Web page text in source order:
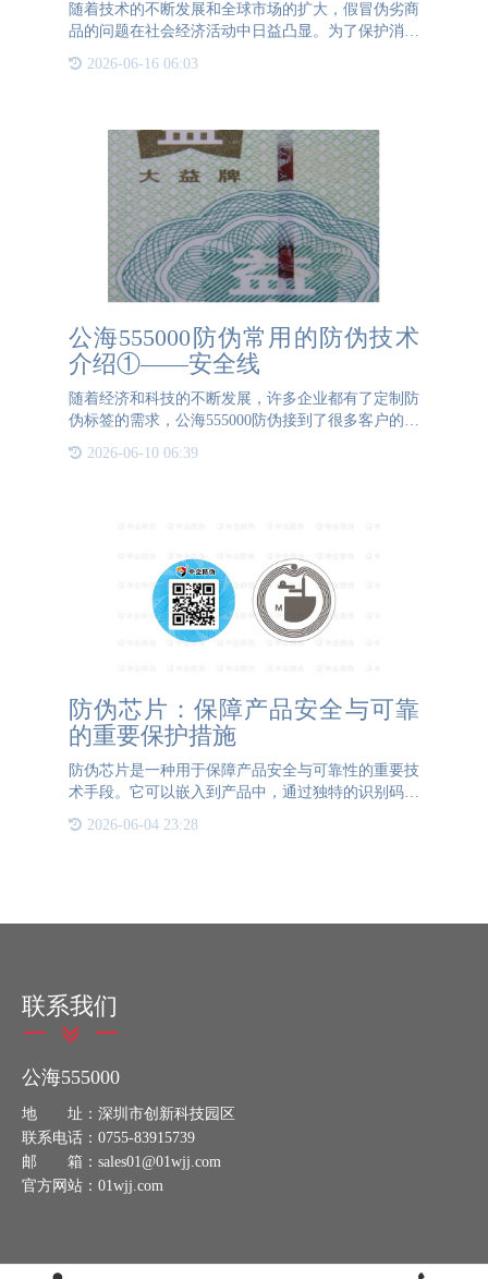
随着技术的不断发展和全球市场的扩大，假冒伪劣商
品的问题在社会经济活动中日益凸显。为了保护消费
者权益，各行各业都在积极探索有效的防伪手段。在
防伪领域中，防伪包装材料以其独特的优势逐渐成为
2026-06-16 06:03
公海555000防伪常用的防伪技术
介绍①——安全线
随着经济和科技的不断发展，许多企业都有了定制防
伪标签的需求，公海555000防伪接到了很多客户的委
托。这期我们简单介绍下公海555000防伪常用的防伪
技术之一：安全线。一、什么是安全线防伪就是指在
2026-06-10 06:39
防伪芯片：保障产品安全与可靠
的重要保护措施
防伪芯片是一种用于保障产品安全与可靠性的重要技
术手段。它可以嵌入到产品中，通过独特的识别码和
防伪特性，有效防止伪造和假冒产品的流通。本文将
介绍防伪芯片的定义、工作原理以及其在保障产品安
2026-06-04 23:28
联系我们
公海555000
地 址：深圳市创新科技园区
联系电话：0755-83915739
邮 箱：sales01@01wjj.com
官方网站：01wjj.com